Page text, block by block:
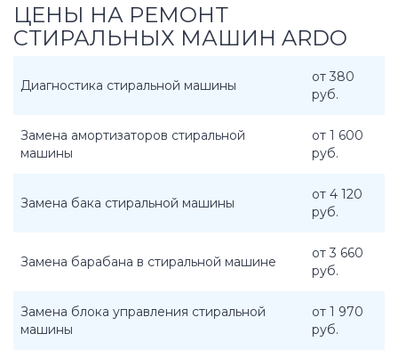
ЦЕНЫ НА РЕМОНТ
СТИРАЛЬНЫХ МАШИН ARDO
Диагностика стиральной машины
от 380
руб.
Замена амортизаторов стиральной
машины
от 1 600
руб.
Замена бака стиральной машины
от 4 120
руб.
Замена барабана в стиральной машине
от 3 660
руб.
Замена блока управления стиральной
машины
от 1 970
руб.